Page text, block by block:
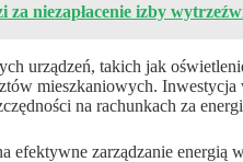
za niezapłacenie izby
urządzeń, takich jak
mieszkaniowych.
na rachunkach za
efektywne zarządzanie energią